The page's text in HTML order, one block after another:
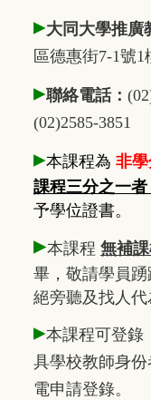
▸大同大學推廣
區德惠街7-1號
▸聯絡電話：
(02)2585-3851
▸本課程為 非
課程三分之一者
予學位證書。
▸本課程 無補課
畢，敬請學員
絕旁聽及找人代
▸本課程可登錄
具學校教師身
電申請登錄。